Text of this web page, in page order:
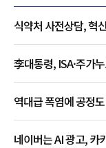
식약처 사전상담, 혁
李대통령, ISA·주가
역대급 폭염에 공정
네이버는 AI 광고, 카